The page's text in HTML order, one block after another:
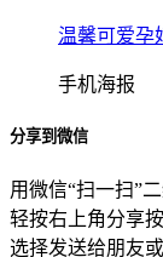
温馨可爱孕
手机海报
分享到微信
用微信“扫一扫”
轻按右上角分享
选择发送给朋友